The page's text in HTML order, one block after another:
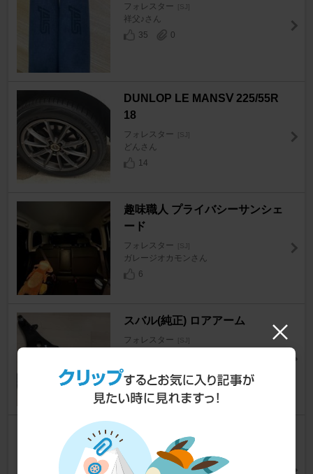
フォレスター [SJ]
祥父♪さん
35
0
DUNLOP LE MANSⅤ 225/55R
18
フォレスター [SJ]
どんさん
14
趣味職人 プライバシーサンシェ
ード
フォレスター [SJ]
ガレージオカモンさん
6
スバル(純正) ロアアーム
フォレスター [SJ]
Continental ExtremeContact
DWS06 PLUS 245/45ZR19
フォレスター [SJ]